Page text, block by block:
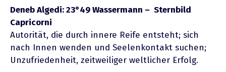
Deneb Algedi: 23°49 Wassermann – Sternbild
Capricorni
Autorität, die durch innere Reife entsteht; sich
nach Innen wenden und Seelenkontakt suchen;
Unzufriedenheit, zeitweiliger weltlicher Erfolg.